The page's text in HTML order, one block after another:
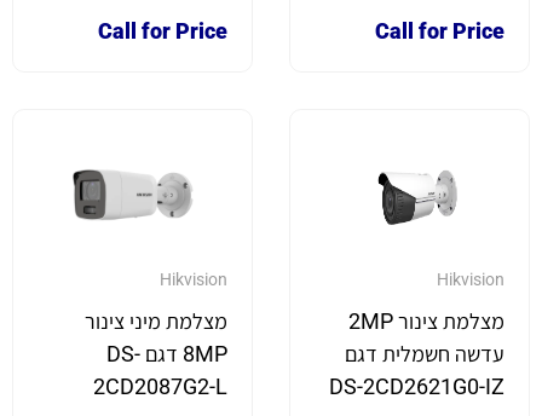
Call for Price
Call for Price
Hikvision
מצלמת צינור 2MP
עדשה חשמלית דגם
DS-2CD2621G0-IZ
Hikvision
מצלמת מיני צינור
8MP דגם DS-
2CD2087G2-L